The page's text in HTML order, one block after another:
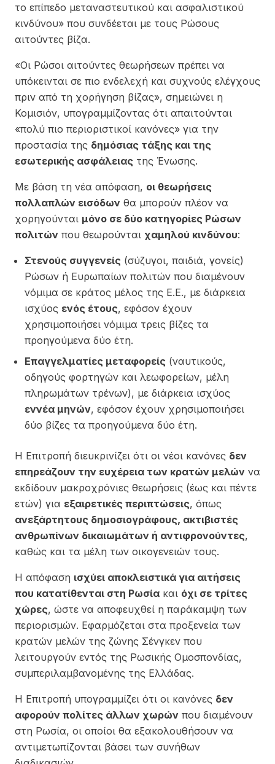
το επίπεδο μεταναστευτικού και ασφαλιστικού
κινδύνου» που συνδέεται με τους Ρώσους
αιτούντες βίζα.
«Οι Ρώσοι αιτούντες θεωρήσεων πρέπει να
υπόκεινται σε πιο ενδελεχή και συχνούς ελέγχους
πριν από τη χορήγηση βίζας», σημειώνει η
Κομισιόν, υπογραμμίζοντας ότι απαιτούνται
«πολύ πιο περιοριστικοί κανόνες» για την
προστασία της δημόσιας τάξης και της
εσωτερικής ασφάλειας της Ένωσης.
Με βάση τη νέα απόφαση, οι θεωρήσεις
πολλαπλών εισόδων θα μπορούν πλέον να
χορηγούνται μόνο σε δύο κατηγορίες Ρώσων
πολιτών που θεωρούνται χαμηλού κινδύνου:
Στενούς συγγενείς (σύζυγοι, παιδιά, γονείς)
Ρώσων ή Ευρωπαίων πολιτών που διαμένουν
νόμιμα σε κράτος μέλος της Ε.Ε., με διάρκεια
ισχύος ενός έτους, εφόσον έχουν
χρησιμοποιήσει νόμιμα τρεις βίζες τα
προηγούμενα δύο έτη.
Επαγγελματίες μεταφορείς (ναυτικούς,
οδηγούς φορτηγών και λεωφορείων, μέλη
πληρωμάτων τρένων), με διάρκεια ισχύος
εννέα μηνών, εφόσον έχουν χρησιμοποιήσει
δύο βίζες τα προηγούμενα δύο έτη.
Η Επιτροπή διευκρινίζει ότι οι νέοι κανόνες δεν
επηρεάζουν την ευχέρεια των κρατών μελών να
εκδίδουν μακροχρόνιες θεωρήσεις (έως και πέντε
ετών) για εξαιρετικές περιπτώσεις, όπως
ανεξάρτητους δημοσιογράφους, ακτιβιστές
ανθρωπίνων δικαιωμάτων ή αντιφρονούντες,
καθώς και τα μέλη των οικογενειών τους.
Η απόφαση ισχύει αποκλειστικά για αιτήσεις
που κατατίθενται στη Ρωσία και όχι σε τρίτες
χώρες, ώστε να αποφευχθεί η παράκαμψη των
περιορισμών. Εφαρμόζεται στα προξενεία των
κρατών μελών της ζώνης Σένγκεν που
λειτουργούν εντός της Ρωσικής Ομοσπονδίας,
συμπεριλαμβανομένης της Ελλάδας.
Η Επιτροπή υπογραμμίζει ότι οι κανόνες δεν
αφορούν πολίτες άλλων χωρών που διαμένουν
στη Ρωσία, οι οποίοι θα εξακολουθήσουν να
αντιμετωπίζονται βάσει των συνήθων